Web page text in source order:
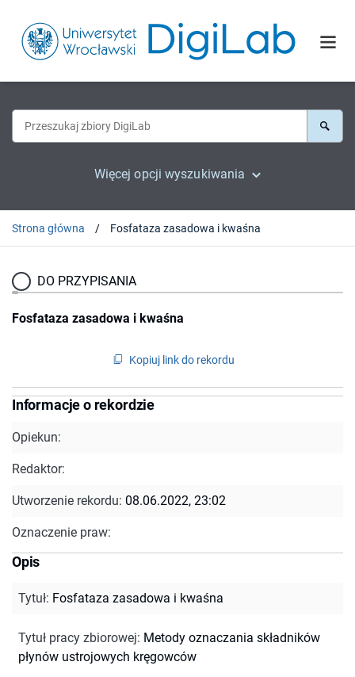
Więcej opcji wyszukiwania
Strona główna Fosfataza zasadowa i kwaśna
DO PRZYPISANIA
Fosfataza zasadowa i kwaśna
Kopiuj link do rekordu
Informacje o rekordzie
Opiekun:
Redaktor:
Utworzenie rekordu: 08.06.2022, 23:02
Oznaczenie praw:
Opis
Tytuł: Fosfataza zasadowa i kwaśna
Tytuł pracy zbiorowej: Metody oznaczania składników
płynów ustrojowych kręgowców